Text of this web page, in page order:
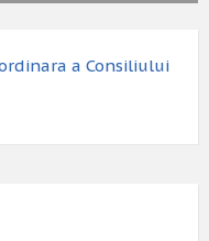
a Consiliului